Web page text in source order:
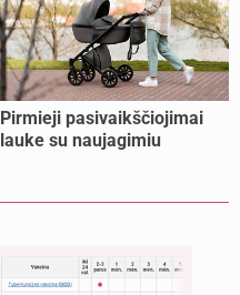
Pirmieji pasivaikščiojimai
lauke su naujagimiu